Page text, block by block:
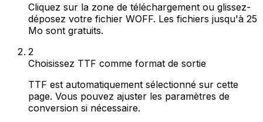
Cliquez sur la zone de téléchargement ou glissez-
déposez votre fichier WOFF. Les fichiers jusqu'à 25
Mo sont gratuits.
2
Choisissez TTF comme format de sortie
TTF est automatiquement sélectionné sur cette
page. Vous pouvez ajuster les paramètres de
conversion si nécessaire.